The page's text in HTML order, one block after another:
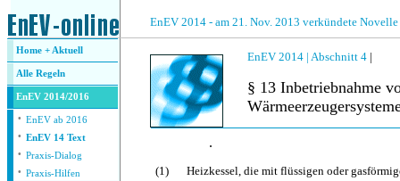
EnEV 2014 - am 21. Nov. 2013 verkündete
Home + Aktuell
Alle Regeln
EnEV 2014/2016
· EnEV ab 2016
· EnEV 14 Text
· Praxis-Dialog
· Praxis-Hilfen
EnEV 2014 | Abschnitt 4 |
§ 13 Inbetriebnahme
.
(1)
Heizkessel, die mit flüssigen oder